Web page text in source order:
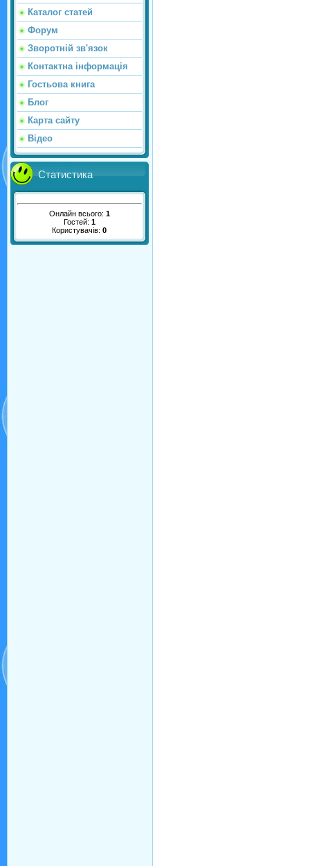
Каталог статей
Форум
Зворотній зв'язок
Контактна інформація
Гостьова книга
Блог
Карта сайту
Відео
Статистика
Онлайн всього: 1
Гостей: 1
Користувачів:0